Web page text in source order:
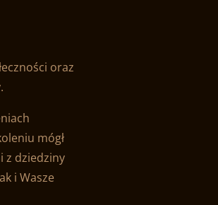
oraz
mógł
z dziedziny
i Wasze